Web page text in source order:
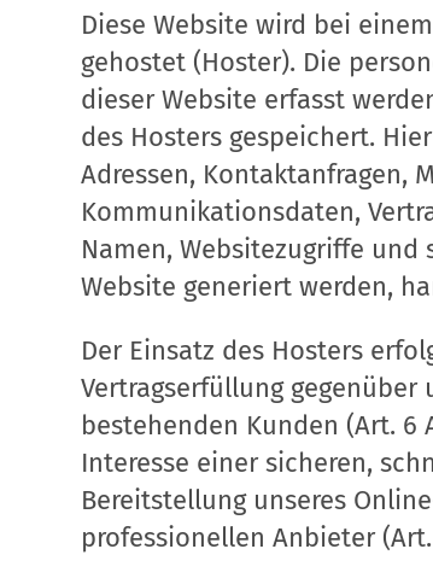
Diese Website wird bei
gehostet (Hoster). Die
dieser Website erfasst
des Hosters gespeichert.
Adressen, Kontaktanfragen,
Kommunikationsdaten,
Namen, Websitezugriffe
Website generiert werden,
Der Einsatz des Hosters
Vertragserfüllung
bestehenden Kunden (Art. 6
Interesse einer sicheren,
Bereitstellung unseres
professionellen Anbieter (Art.